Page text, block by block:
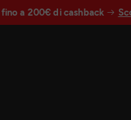
fino a 200€ di cashback